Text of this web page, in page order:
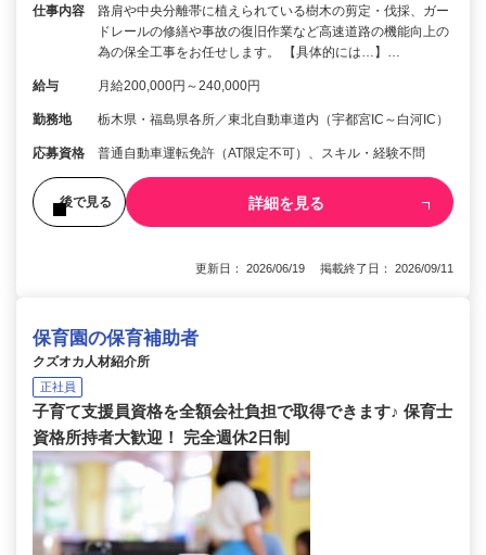
仕事内容
路肩や中央分離帯に植えられている樹木の剪定・伐採、ガー
ドレールの修繕や事故の復旧作業など高速道路の機能向上の
為の保全工事をお任せします。 【具体的には…】…
給与 月給200,000円～240,000円
勤務地 栃木県・福島県各所／東北自動車道内（宇都宮IC～白河IC）
応募資格 普通自動車運転免許（AT限定不可）、スキル・経験不問
後で見る 詳細を見る
更新日： 2026/06/19 掲載終了日： 2026/09/11
保育園の保育補助者
クズオカ人材紹介所
正社員
子育て支援員資格を全額会社負担で取得できます♪ 保育士
資格所持者大歓迎！ 完全週休2日制